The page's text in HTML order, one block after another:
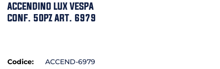
ACCENDINO LUX VESPA
CONF. 50PZ ART. 6979
Codice:
ACCEND-6979